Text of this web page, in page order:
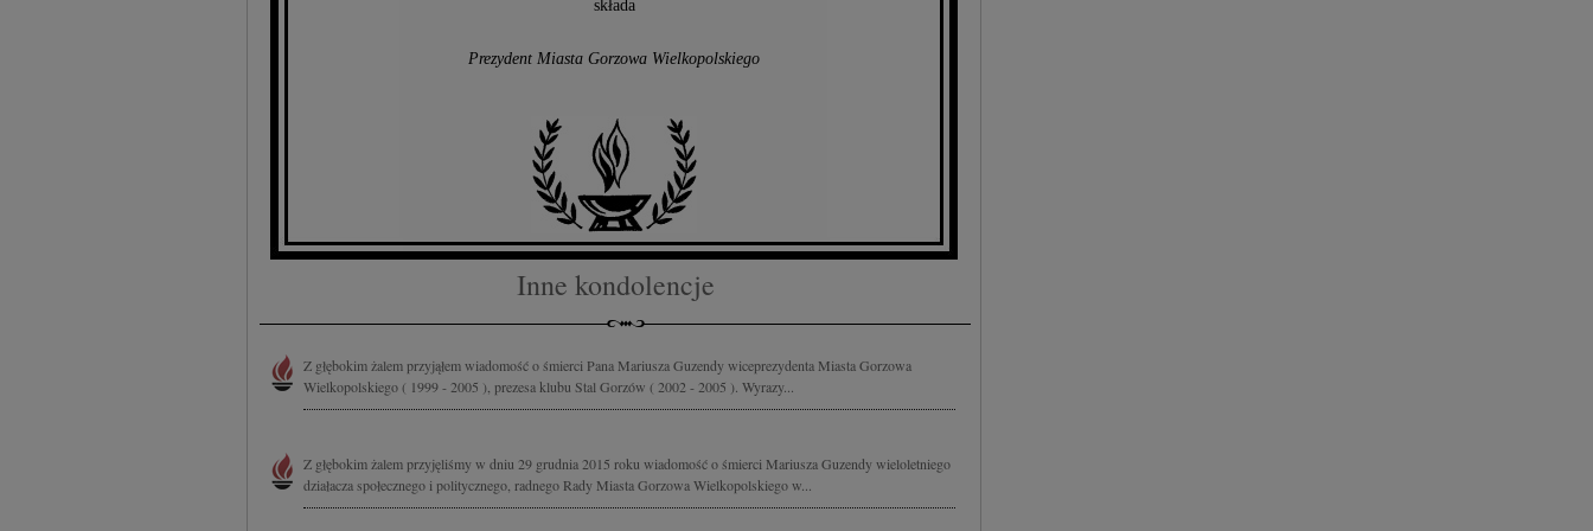
składa
Prezydent Miasta Gorzowa Wielkopolskiego
Inne kondolencje
Z głębokim żalem przyjąłem wiadomość o śmierci Pana Mariusza Guzendy wiceprezydenta Miasta Gorzowa
Wielkopolskiego ( 1999 - 2005 ), prezesa klubu Stal Gorzów ( 2002 - 2005 ). Wyrazy...
Z głębokim żalem przyjęliśmy w dniu 29 grudnia 2015 roku wiadomość o śmierci Mariusza Guzendy wieloletniego
działacza społecznego i politycznego, radnego Rady Miasta Gorzowa Wielkopolskiego w...